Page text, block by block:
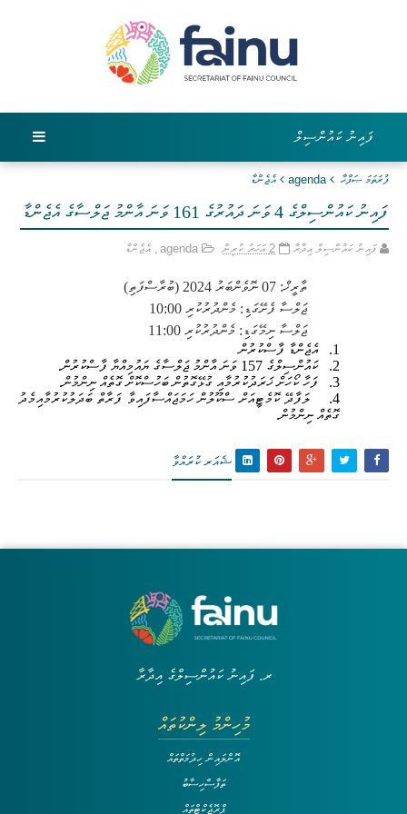
ފައިނު ކައުންސިލް
ފުރަތަމަ ޞަފްޙާ agenda އެޖެންޑާ
ފައިނު ކައުންސިލްގެ 4 ވަނަ ދައުރުގެ 161 ވަނަ އާންމު ޖަލްސާގެ އެޖެންޑާ
ފައިނު ކައުންސިލް އިދާރާ 2 އަހަރު ކުރިން agenda
, އެޖެންޑާ
ތާރީޚް: 07 ނޮވެންބަރު 2024 (ބުރާސްފަތި)
ޖަލްސާ ފެށޭގަޑި: މެންދުރުކުރި10:00
ޖަލްސާ ނިމޭގަޑި: މެންދުރުކުރި 11:00
1.
އެޖެންޑާ ފާސްކުރުން
2.
ކައުންސިލްގެ 157 ވަނަ އާންމު ޖަލްސާގެ ޔައުމިއްޔާ ފާސްކުރުން.
3.
ފަހާ ކޯހަށް ޚަރަދުކުރުމާއި ގުޅޭގޮތުން ބަހުސްކޮށް ގޮތެއް ނިންމުން.
4.
ލަފާދޭ ކޮމެޓީއަށް ސްކޫލުން ހަމަޖައްސާފައިވާ ފަރާތް ބަދަލުކުރުމާއިމެދު
ގޮތެއް ނިންމުން.
ޝެއަރ ކުރައްވާ
ރ. ފައިނު ކައުންސިލްގެ އިދާރާ
މުހިންމު ލިންކުތައް
އޮންލައިން ހިދުމަތްތައް
ތަފާސްހިސާބު
ޕްރޮޖެކްޓްތައް